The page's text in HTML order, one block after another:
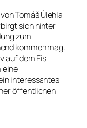
Tomáš Úlehla
sich hinter
zum
kommen mag.
auf dem Eis
eine
interessantes
öffentlichen